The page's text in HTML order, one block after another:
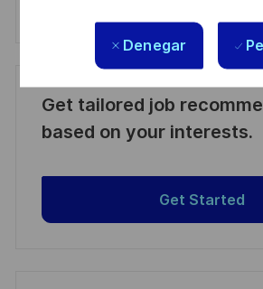
Denegar
Get tailored job
based on your interests.
Get Started